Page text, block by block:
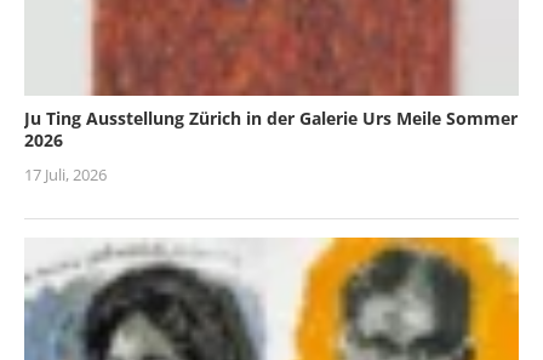
Ju Ting Ausstellung Zürich in der Galerie Urs Meile Sommer
2026
17 Juli, 2026